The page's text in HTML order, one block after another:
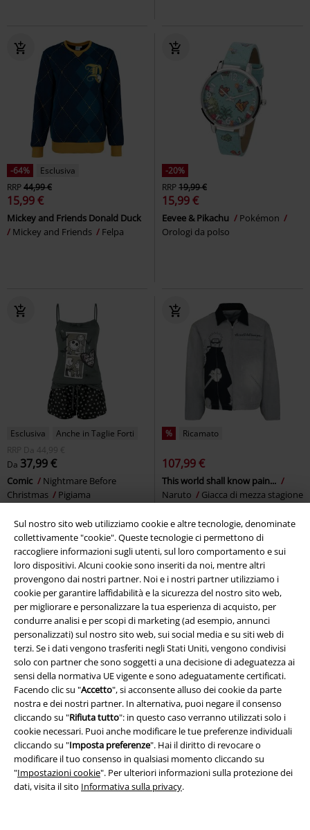
Sul nostro sito web utilizziamo cookie e altre tecnologie, denominate
collettivamente "cookie". Queste tecnologie ci permettono di
raccogliere informazioni sugli utenti, sul loro comportamento e sui
loro dispositivi. Alcuni cookie sono inseriti da noi, mentre altri
provengono dai nostri partner. Noi e i nostri partner utilizziamo i
cookie per garantire laffidabilità e la sicurezza del nostro sito web,
per migliorare e personalizzare la tua esperienza di acquisto, per
condurre analisi e per scopi di marketing (ad esempio, annunci
personalizzati) sul nostro sito web, sui social media e su siti web di
terzi. Se i dati vengono trasferiti negli Stati Uniti, vengono condivisi
solo con partner che sono soggetti a una decisione di adeguatezza ai
sensi della normativa UE vigente e sono adeguatamente certificati.
Facendo clic su "Accetto", si acconsente alluso dei cookie da parte
nostra e dei nostri partner. In alternativa, puoi negare il consenso
cliccando su "Rifiuta tutto": in questo caso verranno utilizzati solo i
cookie necessari. Puoi anche modificare le tue preferenze individuali
cliccando su "Imposta preferenze". Hai il diritto di revocare o
modificare il tuo consenso in qualsiasi momento cliccando su
"Impostazioni cookie". Per ulteriori informazioni sulla protezione dei
dati, visita il sito Informativa sulla privacy.
-64%
Esclusiva
RRP44,99 €
15,99 €
Mickey and Friends Donald Duck
Mickey and Friends
Felpa
-20%
RRP19,99 €
15,99 €
Eevee & Pikachu
Pokémon
Orologi da polso
Esclusiva
Anche in Taglie Forti
RRP
Da
44,99 €
Da 37,99 €
Comic
Nightmare Before
Christmas
Pigiama
% Ricamato
107,99 €
This world shall know pain...
Naruto
Giacca di mezza stagione
-31%
Esclusiva
RRP
44,99 €
Da30,99 €
Snoopy Peanuts Pigiama
-15%
Esclusiva
Da
37,99 €
Da32,29 €
Coyote Looney Tunes